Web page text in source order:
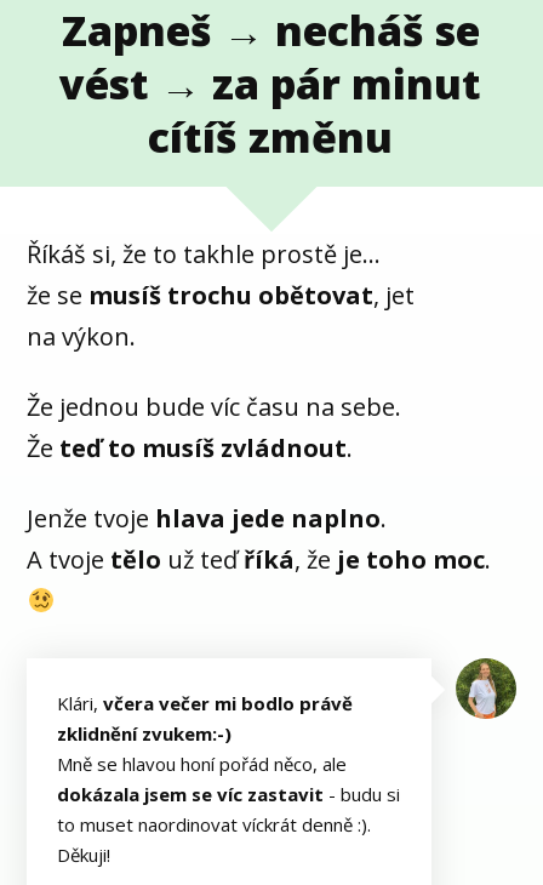
Zapneš → necháš se
vést → za pár minut
cítíš změnu
Říkáš si, že to takhle prostě je…
že se musíš trochu obětovat, jet
na výkon.
Že jednou bude víc času na sebe.
Že teď to musíš zvládnout.
Jenže tvoje hlava jede naplno.
A tvoje tělo už teďříká, že je toho moc.
Klári,včera večer mi bodlo právě
zklidnění zvukem:-)
Mně se hlavou honí pořád něco, ale
dokázala jsem se víc zastavit - budu si
to muset naordinovat víckrát denně :).
Děkuji!